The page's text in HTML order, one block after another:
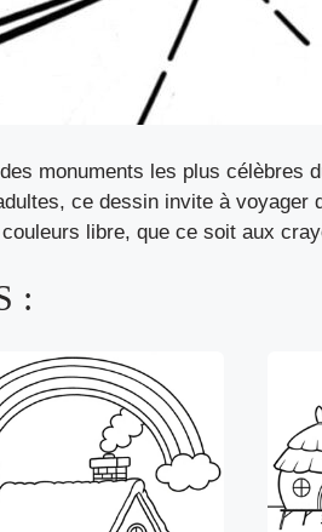
monuments les plus
ce dessin invite à voyager
libre, que ce soit aux
: